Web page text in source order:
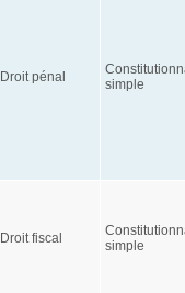
Droit pénal
simple
Droit fiscal
simple